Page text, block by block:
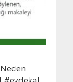
#evdekal